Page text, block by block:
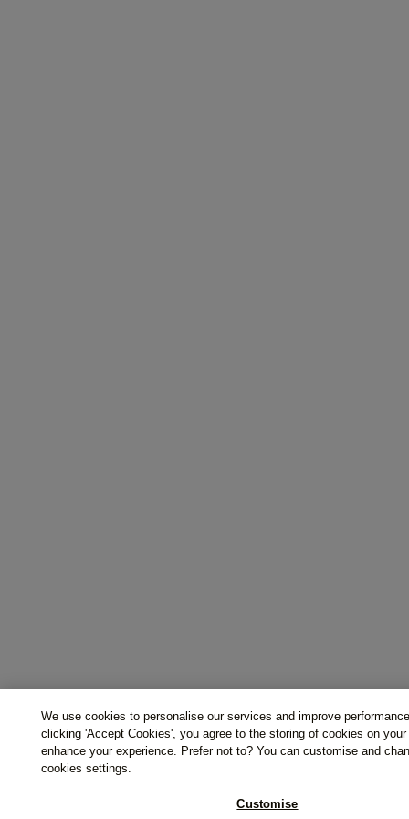
We use cookies to personalise our services and improve
clicking 'Accept Cookies', you agree to the storing of cookies on
enhance your experience. Prefer not to? You can customise and
cookies settings.
Customise